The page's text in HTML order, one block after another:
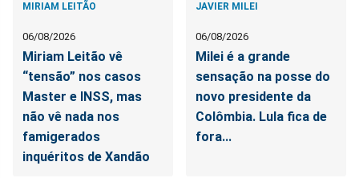
MIRIAM LEITÃO
06/08/2026
Miriam Leitão vê
“tensão” nos casos
Master e INSS, mas
não vê nada nos
famigerados
inquéritos de Xandão
JAVIER MILEI
06/08/2026
Milei é a grande
sensação na posse do
novo presidente da
Colômbia. Lula fica de
fora...